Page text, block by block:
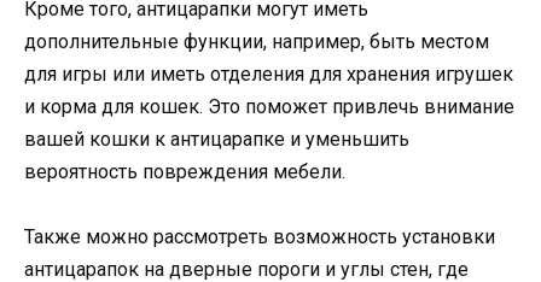
Кроме того, антицарапки могут иметь
дополнительные функции, например, быть местом
для игры или иметь отделения для хранения игрушек
и корма для кошек. Это поможет привлечь внимание
вашей кошки к антицарапке и уменьшить
вероятность повреждения мебели.
Также можно рассмотреть возможность установки
антицарапок на дверные пороги и углы стен, где